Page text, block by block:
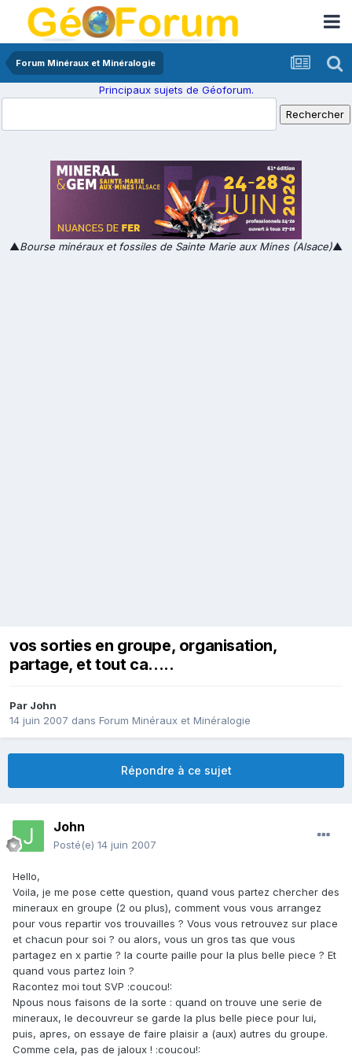
Forum Minéraux et Minéralogie
Principaux sujets de Géoforum.
▲Bourse minéraux et fossiles de Sainte Marie aux Mines (Alsace)▲
vos sorties en groupe, organisation,
partage, et tout ca.....
Par John
14 juin 2007 dans Forum Minéraux et Minéralogie
Répondre à ce sujet
John
Posté(e) 14 juin 2007
Hello,
Voila, je me pose cette question, quand vous partez chercher des
mineraux en groupe (2 ou plus), comment vous vous arrangez
pour vous repartir vos trouvailles ? Vous vous retrouvez sur place
et chacun pour soi ? ou alors, vous un gros tas que vous
partagez en x partie ? la courte paille pour la plus belle piece ? Et
quand vous partez loin ?
Racontez moi tout SVP :coucou!:
Npous nous faisons de la sorte : quand on trouve une serie de
mineraux, le decouvreur se garde la plus belle piece pour lui,
puis, apres, on essaye de faire plaisir a (aux) autres du groupe.
Comme cela, pas de jaloux ! :coucou!: